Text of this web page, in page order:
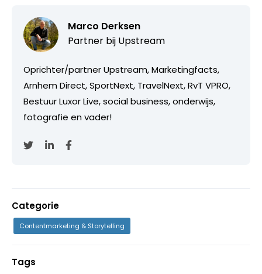
Marco Derksen
Partner bij Upstream
Oprichter/partner Upstream, Marketingfacts,
Arnhem Direct, SportNext, TravelNext, RvT VPRO,
Bestuur Luxor Live, social business, onderwijs,
fotografie en vader!
Categorie
Contentmarketing & Storytelling
Tags